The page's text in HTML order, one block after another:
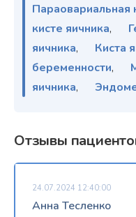
Параовариальная
кисте яичника,
яичника,
Киста
беременности,
яичника,
Отзывы
24.07.2024 12:40:00
Анна Тесленко